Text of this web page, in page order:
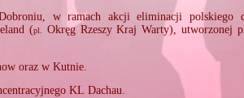
w ramach akcji eliminacji polskiego
(pl.
Okręg Rzeszy Kraj Warty), utworzonej
oraz w Kutnie.
KL Dachau.